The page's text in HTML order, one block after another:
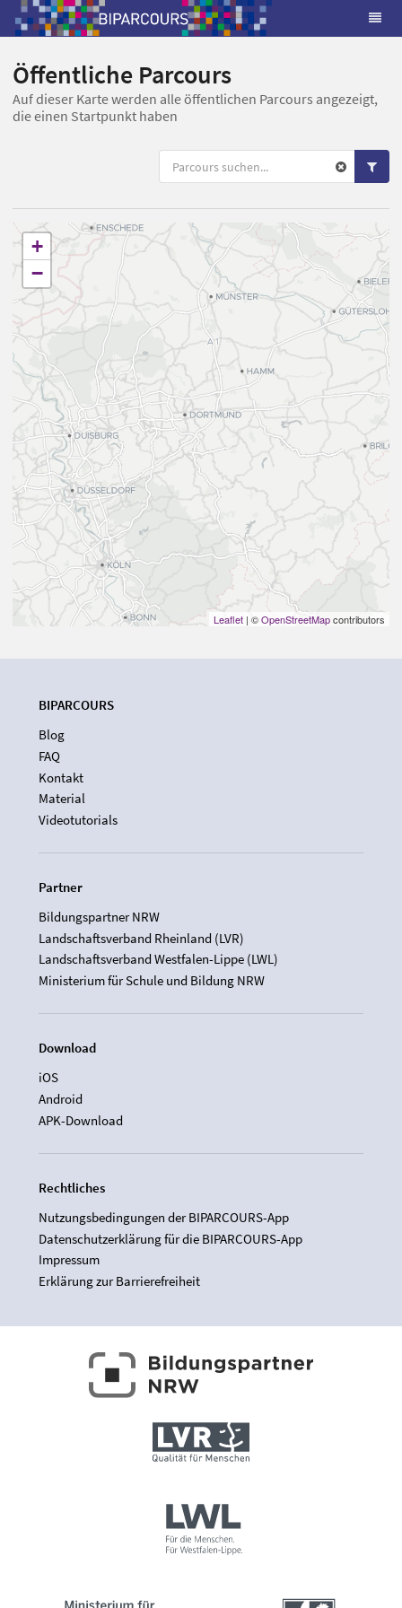
Öffentliche Parcours
Auf dieser Karte werden alle öffentlichen Parcours angezeigt,
die einen Startpunkt haben
+
−
Leaflet | ©OpenStreetMapcontributors
BIPARCOURS
Blog
FAQ
Kontakt
Material
Videotutorials
Partner
Bildungspartner NRW
Landschaftsverband Rheinland (LVR)
Landschaftsverband Westfalen-Lippe (LWL)
Ministerium für Schule und Bildung NRW
Download
iOS
Android
APK-Download
Rechtliches
Nutzungsbedingungen der BIPARCOURS-App
Datenschutzerklärung für die BIPARCOURS-App
Impressum
Erklärung zur Barrierefreiheit